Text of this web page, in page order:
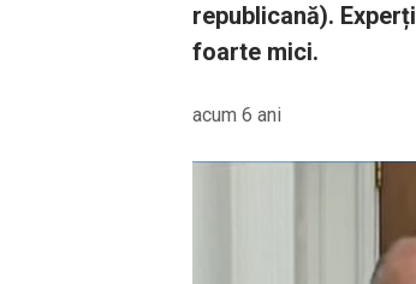
republicană).
foarte mici.
acum 6 ani